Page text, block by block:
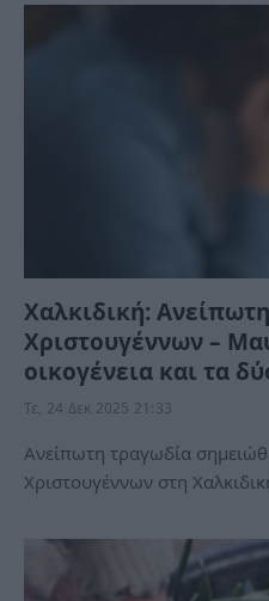
Χαλκιδική:
Χριστουγέννων –
οικογένεια και τα
Τε, 24 Δεκ 2025 21:33
Ανείπωτη τραγωδία
Χριστουγέννων στη